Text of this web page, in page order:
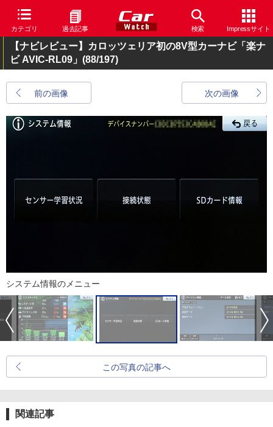
カテゴリ 過去記事 検索 Impressサイト
【ナビレビュー】カロッツェリア初の8V型カーナビ「楽ナ
ビ AVIC-RL09」 (88/197)
前の画像 次の画像
システム情報のメニュー
この写真の記事へ
関連記事